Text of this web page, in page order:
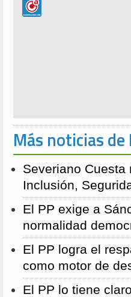
Más noticias de
Severiano
Inclusión,
El PP exige a
normalidad
El PP logra el
como motor de
El PP lo tiene